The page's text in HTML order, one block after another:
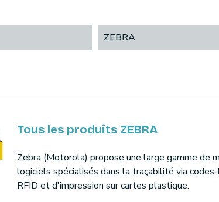
ZEBRA
Tous les produits ZEBRA
Zebra (Motorola) propose une large gamme de
logiciels spécialisés dans la traçabilité via codes-
RFID et d'impression sur cartes plastique.